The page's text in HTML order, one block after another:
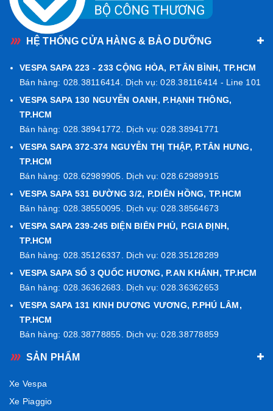
ngay hệ thống
Vespa Sapađể được kỹ thuật viên kiểm tra và
lắp đặt bố thắng chính hãng nhanh chóng, chuẩn xác nhất!
📞Hotline: 0909538823 (Tư vấn phụ tùng), hoặc tới trực tiếp
531 Đường 3/2, P.Diên Hồng, TPHCM.
131 Kinh Dương Vương, P.Phú Lâm,
TPHCM. 3 Quốc Hương, P.An Khánh, TPHCM.
130 Nguyễn Oanh, P.Hạnh Thông, TPHCM.
223-233 Cộng Hòa, P.Tân Bình, TPHCM.
372-374 Nguyễn Thị Thập, P.Tân Hưng, TPHCM.
239-245 Điện Biên Phủ, P.Gia Định, TPHCM.
HỆ THỐNG CỬA HÀNG & BẢO DƯỠNG
VESPA SAPA 223 - 233 CỘNG HÒA, P.TÂN BÌNH, TP.HCM
Bán hàng: 028.38116414. Dịch vụ: 028.38116414 - Line 101
VESPA SAPA 130 NGUYỄN OANH, P.HẠNH THÔNG,
TP.HCM
Bán hàng: 028.38941772. Dịch vụ: 028.38941771
VESPA SAPA 372-374 NGUYỄN THỊ THẬP, P.TÂN HƯNG,
TP.HCM
Bán hàng: 028.62989905. Dịch vụ: 028.62989915
VESPA SAPA 531 ĐƯỜNG 3/2, P.DIÊN HỒNG, TP.HCM
Bán hàng: 028.38550095. Dịch vụ: 028.38564673
VESPA SAPA 239-245 ĐIỆN BIÊN PHỦ, P.GIA ĐỊNH,
TP.HCM
Bán hàng: 028.35126337. Dịch vụ: 028.35128289
VESPA SAPA SỐ 3 QUỐC HƯƠNG, P.AN KHÁNH, TP.HCM
Bán hàng: 028.36362683. Dịch vụ: 028.36362653
VESPA SAPA 131 KINH DƯƠNG VƯƠNG, P.PHÚ LÂM,
TP.HCM
Bán hàng: 028.38778855. Dịch vụ: 028.38778859
SẢN PHẨM
Xe Vespa
Xe Piaggio